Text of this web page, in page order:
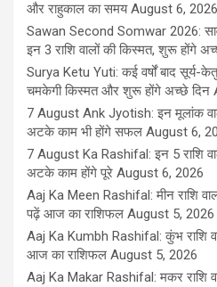
और राहुकाल का समय August 6, 2026
Sawan Second Somwar 2026:
इन 3 राशि वालों की किस्मत, शुरू होंगे
Surya Ketu Yuti: कई वर्षों बाद सूर्य-
चमकेगी किस्मत और शुरू होंगे अच्छे दिन
7 August Ank Jyotish: इन मूलांक
अटके काम भी होंगे सफल August 6,
7 August Ka Rashifal: इन 5 राशि
अटके काम होंगे पूरे August 6, 2026
Aaj Ka Meen Rashifal: मीन राशि
पढ़ें आज का राशिफल August 5, 2026
Aaj Ka Kumbh Rashifal: कुंभ राशि
आज का राशिफल August 5, 2026
Aaj Ka Makar Rashifal: मकर राशि